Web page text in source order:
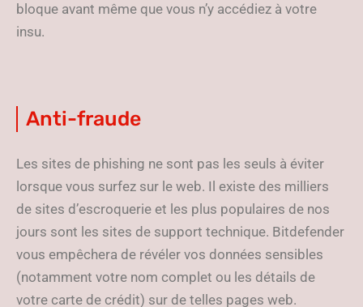
bloque avant même que vous n’y accédiez à votre
insu.
Anti-fraude
Les sites de phishing ne sont pas les seuls à éviter
lorsque vous surfez sur le web. Il existe des milliers
de sites d’escroquerie et les plus populaires de nos
jours sont les sites de support technique. Bitdefender
vous empêchera de révéler vos données sensibles
(notamment votre nom complet ou les détails de
votre carte de crédit) sur de telles pages web.